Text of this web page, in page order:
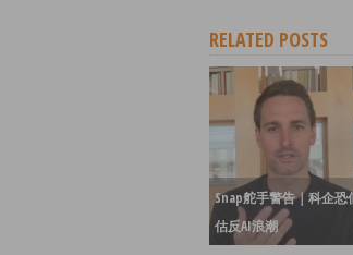
RELATED POSTS
Snap舵手警告｜科企恐
估反AI浪潮